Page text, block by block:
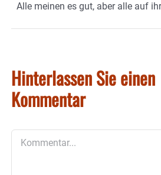
Alle meinen es gut, aber alle auf
Hinterlassen Sie einen
Kommentar